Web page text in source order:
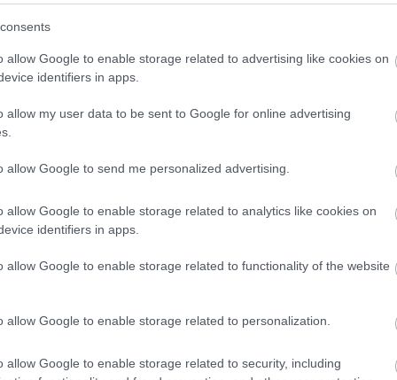
allow Google to enable storage related to advertising like cookies on
identifiers in apps.
allow my user data to be sent to Google for online advertising
allow Google to send me personalized advertising.
allow Google to enable storage related to analytics like cookies on
identifiers in apps.
allow Google to enable storage related to functionality of the website
allow Google to enable storage related to personalization.
allow Google to enable storage related to security, including
83 paraméter vizsgálatával mérik. Egyike
a paksi erőműben csak 0-ás besorolású
történetében a második legalacsonyabb érték -
Hamvas István elmondta, hogy a nemzetközi
jelentősen a mért értékek. A folyékony
a légnemű kibocsátás esetén a 0,083